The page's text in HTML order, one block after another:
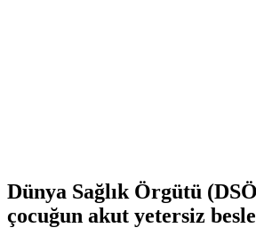
Dünya Sağlık Örgütü
çocuğun akut yetersiz